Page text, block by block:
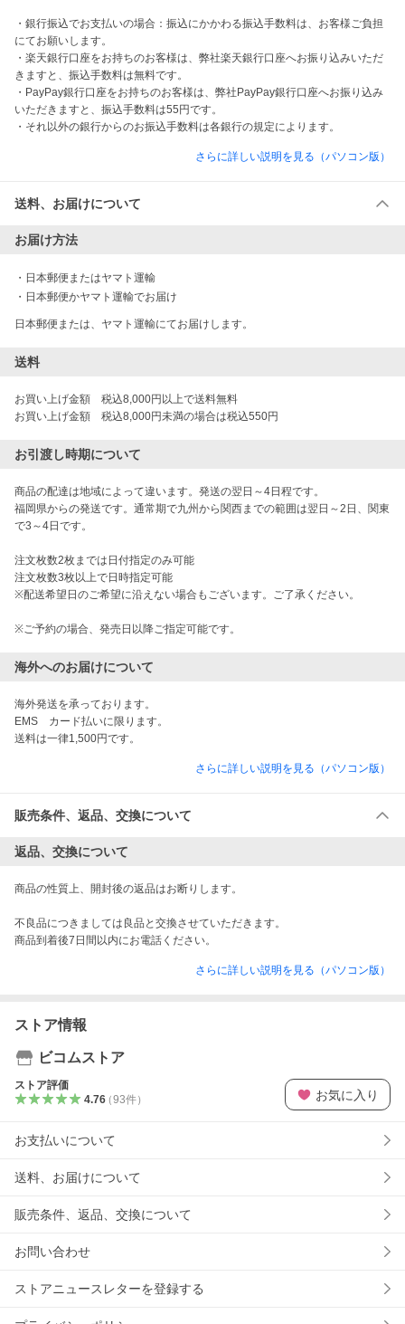
・銀行振込でお支払いの場合：振込にかかわる振込手数料は、お客様ご負担
にてお願いします。
・楽天銀行口座をお持ちのお客様は、弊社楽天銀行口座へお振り込みいただ
きますと、振込手数料は無料です。
・PayPay銀行口座をお持ちのお客様は、弊社PayPay銀行口座へお振り込み
いただきますと、振込手数料は55円です。
・それ以外の銀行からのお振込手数料は各銀行の規定によります。
さらに詳しい説明を見る（パソコン版）
送料、お届けについて
お届け方法
・ 日本郵便またはヤマト運輸
・ 日本郵便かヤマト運輸でお届け
日本郵便または、ヤマト運輸にてお届けします。
送料
お買い上げ金額　税込8,000円以上で送料無料
お買い上げ金額　税込8,000円未満の場合は税込550円
お引渡し時期について
商品の配達は地域によって違います。発送の翌日～4日程です。
福岡県からの発送です。通常期で九州から関西までの範囲は翌日～2日、関東
で3～4日です。
注文枚数2枚までは日付指定のみ可能
注文枚数3枚以上で日時指定可能
※配送希望日のご希望に沿えない場合もございます。ご了承ください。
※ご予約の場合、発売日以降ご指定可能です。
海外へのお届けについて
海外発送を承っております。
EMS　カード払いに限ります。
送料は一律1,500円です。
さらに詳しい説明を見る（パソコン版）
販売条件、返品、交換について
返品、交換について
商品の性質上、開封後の返品はお断りします。
不良品につきましては良品と交換させていただきます。
商品到着後7日間以内にお電話ください。
さらに詳しい説明を見る（パソコン版）
ストア情報
ビコムストア
ストア評価
4.76（93件） お気に入り
お支払いについて
送料、お届けについて
販売条件、返品、交換について
お問い合わせ
ストアニュースレターを登録する